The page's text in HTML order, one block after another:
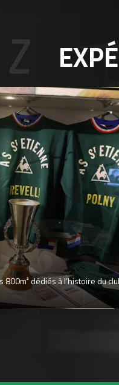
dédiés à l’histoire du